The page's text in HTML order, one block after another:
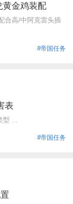
黄金鸡装配
合高/中阿克雷头插
#帝国任务
表
...
#帝国任务